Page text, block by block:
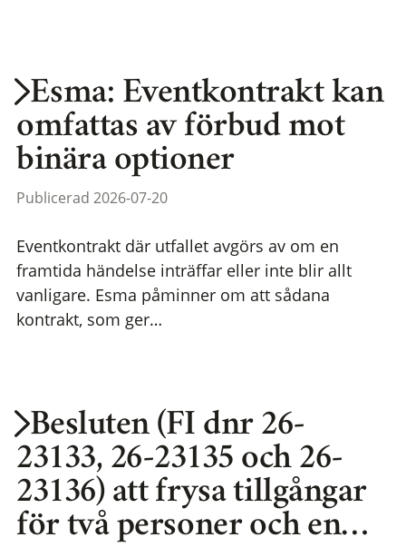
Esma: Eventkontrakt kan
omfattas av förbud mot
binära optioner
Publicerad 2026-07-20
Eventkontrakt där utfallet avgörs av om en
framtida händelse inträffar eller inte blir allt
vanligare. Esma påminner om att sådana
kontrakt, som ger…
Besluten (FI dnr 26-
23133, 26-23135 och 26-
23136) att frysa tillgångar
för två personer och en…